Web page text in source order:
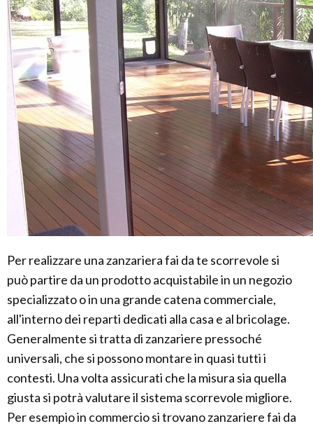
Per realizzare una zanzariera fai da te scorrevole si
può partire da un prodotto acquistabile in un negozio
specializzato o in una grande catena commerciale,
all'interno dei reparti dedicati alla casa e al bricolage.
Generalmente si tratta di zanzariere pressoché
universali, che si possono montare in quasi tutti i
contesti. Una volta assicurati che la misura sia quella
giusta si potrà valutare il sistema scorrevole migliore.
Per esempio in commercio si trovano zanzariere fai da